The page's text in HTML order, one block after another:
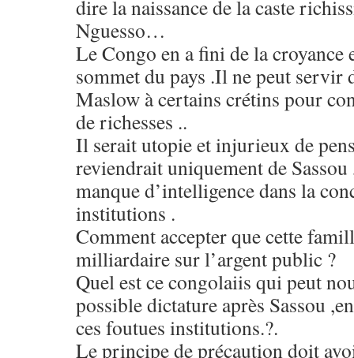
dire la naissance de la caste
Nguesso…
Le Congo en a fini de la croyance
sommet du pays .Il ne peut servir
Maslow à certains crétins pour
de richesses ..
Il serait utopie et injurieux de
reviendrait uniquement de
manque d’intelligence dans la
institutions .
Comment accepter que cette
milliardaire sur l’argent public ?
Quel est ce congolaiis qui peut
possible dictature après Sassou
ces foutues institutions.?.
Le principe de précaution doit